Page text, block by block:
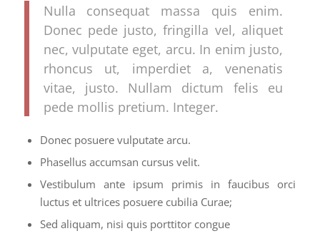
Nulla consequat massa quis enim.
Donec pede justo, fringilla vel, aliquet
nec, vulputate eget, arcu. In enim justo,
rhoncus ut, imperdiet a, venenatis
vitae, justo. Nullam dictum felis eu
pede mollis pretium. Integer.
Donec posuere vulputate arcu.
Phasellus accumsan cursus velit.
Vestibulum ante ipsum primis in faucibus orci
luctus et ultrices posuere cubilia Curae;
Sed aliquam, nisi quis porttitor congue